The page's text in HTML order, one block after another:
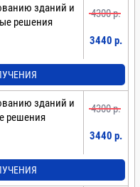
зданий и
решения
4300 p.
3440 p.
зданий и
решения
4300 p.
3440 p.